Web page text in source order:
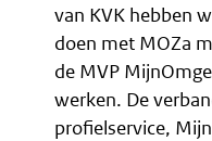
van KVK hebben
doen met MOZa
de MVP
werken. De
profielservice,